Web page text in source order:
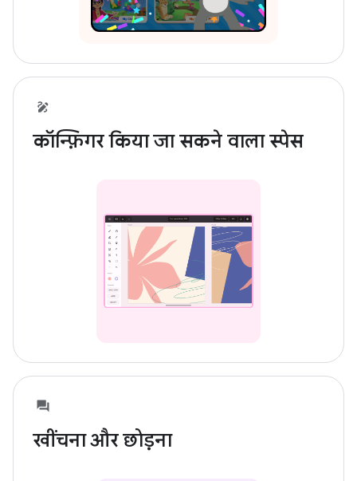
कॉन्फ़िगर किया जा सकने वाला स्पेस
खींचना और छोड़ना